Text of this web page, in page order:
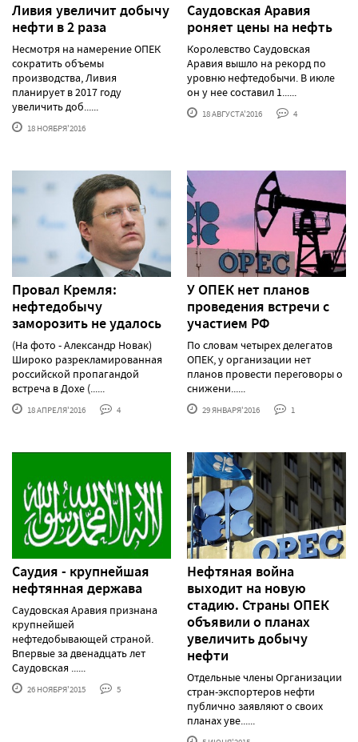
Ливия увеличит добычу
нефти в 2 раза
Несмотря на намерение ОПЕК
сократить объемы
производства, Ливия
планирует в 2017 году
увеличить доб......
18 НОЯБРЯ'2016
Саудовская Аравия
роняет цены на нефть
Королевство Саудовская
Аравия вышло на рекорд по
уровню нефтедобычи. В июле
он у нее составил 1......
18 АВГУСТА'2016 4
Провал Кремля:
нефтедобычу
заморозить не удалось
(На фото - Александр Новак)
Широко разрекламированная
российской пропагандой
встреча в Дохе (......
18 АПРЕЛЯ'2016 4
У ОПЕК нет планов
проведения встречи с
участием РФ
По словам четырех делегатов
ОПЕК, у организации нет
планов провести переговоры о
снижени......
29 ЯНВАРЯ'2016 1
Саудия - крупнейшая
нефтянная держава
Саудовская Аравия признана
крупнейшей
нефтедобывающей страной.
Впервые за двенадцать лет
Саудовская ......
26 НОЯБРЯ'2015 5
Нефтяная война
выходит на новую
стадию. Страны ОПЕК
объявили о планах
увеличить добычу
нефти
Отдельные члены Организации
стран-экспортеров нефти
публично заявляют о своих
планах уве......